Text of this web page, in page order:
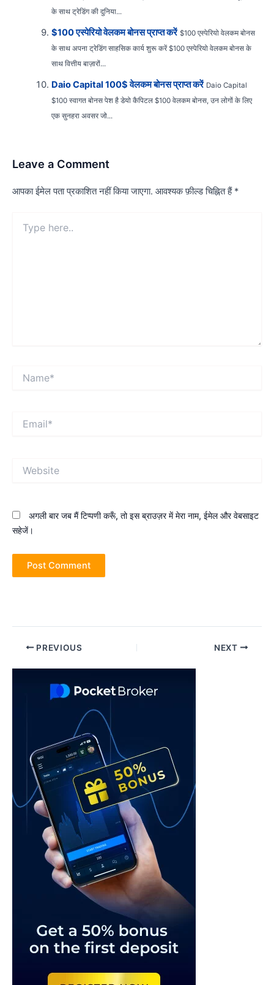
के साथ ट्रेडिंग की दुनिया...
$100 एस्पेरियो वेलकम बोनस प्राप्त करें $100 एस्पेरियो वेलकम बोनस
के साथ अपना ट्रेडिंग साहसिक कार्य शुरू करें $100 एस्पेरियो वेलकम बोनस के
साथ वित्तीय बाज़ारों...
Daio Capital 100$ वेलकम बोनस प्राप्त करें Daio Capital
$100 स्वागत बोनस पेश है डेयो कैपिटल $100 वेलकम बोनस, उन लोगों के लिए
एक सुनहरा अवसर जो...
Leave a Comment
आपका ईमेल पता प्रकाशित नहीं किया जाएगा. आवश्यक फ़ील्ड चिह्नित हैं *
here..
अगली बार जब मैं टिप्पणी करूँ, तो इस ब्राउज़र में मेरा नाम, ईमेल और वेबसाइट
सहेजें।
Post PREVIOUS NEXT